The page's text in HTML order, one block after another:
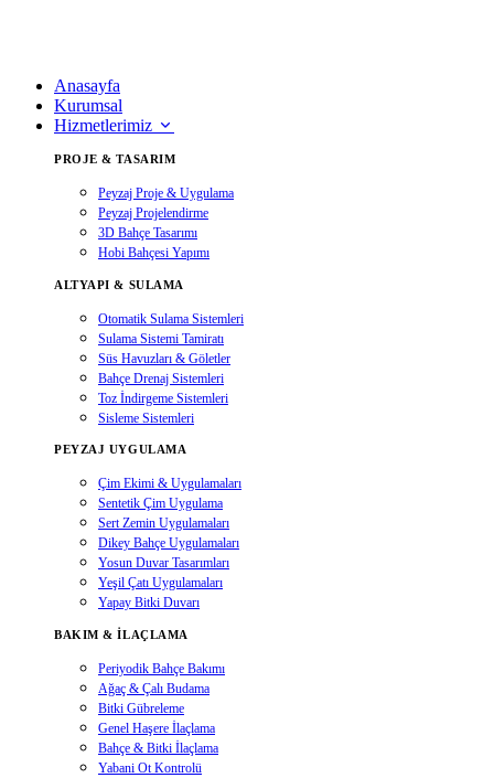
Anasayfa
Kurumsal
Hizmetlerimiz
PROJE & TASARIM
Peyzaj Proje & Uygulama
Peyzaj Projelendirme
3D Bahçe Tasarımı
Hobi Bahçesi Yapımı
ALTYAPI & SULAMA
Otomatik Sulama Sistemleri
Sulama Sistemi Tamiratı
Süs Havuzları & Göletler
Bahçe Drenaj Sistemleri
Toz İndirgeme Sistemleri
Sisleme Sistemleri
PEYZAJ UYGULAMA
Çim Ekimi & Uygulamaları
Sentetik Çim Uygulama
Sert Zemin Uygulamaları
Dikey Bahçe Uygulamaları
Yosun Duvar Tasarımları
Yeşil Çatı Uygulamaları
Yapay Bitki Duvarı
BAKIM & İLAÇLAMA
Periyodik Bahçe Bakımı
Ağaç & Çalı Budama
Bitki Gübreleme
Genel Haşere İlaçlama
Bahçe & Bitki İlaçlama
Yabani Ot Kontrolü